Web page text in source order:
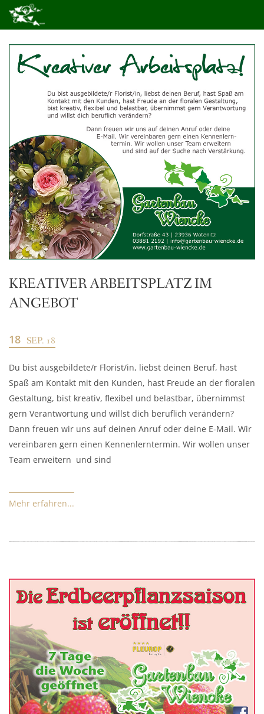
KREATIVER ARBEITSPLATZ IM
ANGEBOT
18 SEP. 18
Du bist ausgebildete/r Florist/in, liebst deinen Beruf, hast
Spaß am Kontakt mit den Kunden, hast Freude an der floralen
Gestaltung, bist kreativ, flexibel und belastbar, übernimmst
gern Verantwortung und willst dich beruflich verändern?
Dann freuen wir uns auf deinen Anruf oder deine E-Mail. Wir
vereinbaren gern einen Kennenlerntermin. Wir wollen unser
Team erweitern und sind
Mehr erfahren...